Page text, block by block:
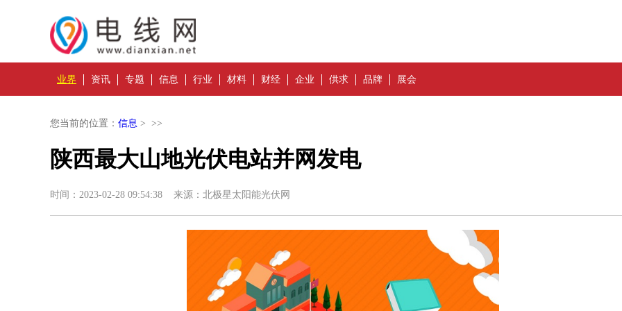
业界 资讯 专题 信息 行业 材料 财经 企业 供求 品牌 展会
您当前的位置： 信息 > >>
陕西最大山地光伏电站并网发电
时间：2023-02-28 09:54:38 来源：北极星太阳能光伏网